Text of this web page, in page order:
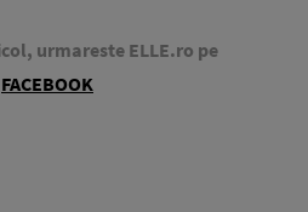
urmareste ELLE.ro pe
FACEBOOK